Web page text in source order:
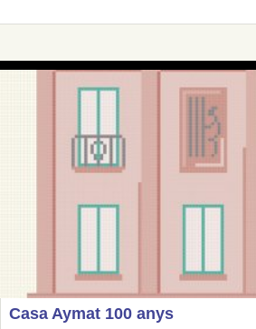
Casa Aymat 100 anys